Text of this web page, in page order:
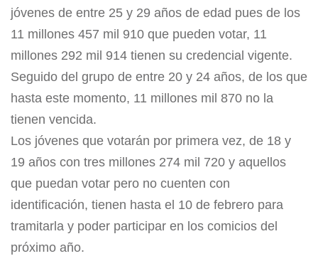
jóvenes de entre 25 y 29 años de edad pues de los
11 millones 457 mil 910 que pueden votar, 11
millones 292 mil 914 tienen su credencial vigente.
Seguido del grupo de entre 20 y 24 años, de los que
hasta este momento, 11 millones mil 870 no la
tienen vencida.
Los jóvenes que votarán por primera vez, de 18 y
19 años con tres millones 274 mil 720 y aquellos
que puedan votar pero no cuenten con
identificación, tienen hasta el 10 de febrero para
tramitarla y poder participar en los comicios del
próximo año.